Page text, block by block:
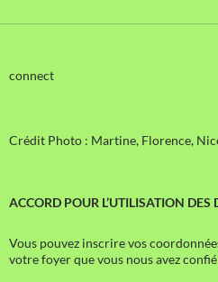
connect
Crédit Photo : Martine, Florence,
ACCORD POUR L’UTILISATION
Vous pouvez inscrire vos
votre foyer que vous nous avez